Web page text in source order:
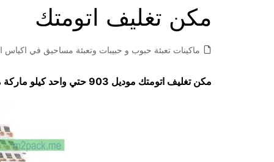
مكن تغليف اتومتك
ماكينات تعبئة حبوب و حبيبات وتعبئة مساحيق في اكياس
مكن تغليف اتومتك موديل 903 حتي واحد كيلو ماركة مهندس منسي